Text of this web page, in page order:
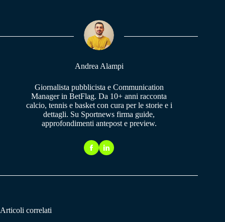
pp m
Andrea Alampi
Giornalista pubblicista e Communication
Manager in BetFlag. Da 10+ anni racconta
calcio, tennis e basket con cura per le storie e i
dettagli. Su Sportnews firma guide,
approfondimenti antepost e preview.
Articoli correlati